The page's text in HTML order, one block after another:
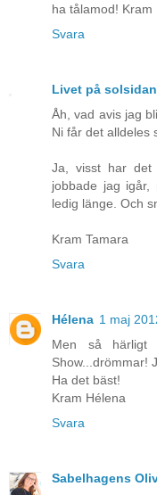
ha tålamod! Kram
Svara
Livet på solsidan
Åh, vad avis jag
Ni får det alldeles
Ja, visst har det
jobbade jag
ledig länge. Och
Kram Tamara
Svara
Hélena 1 maj
Men så
Show...drömmar!
Ha det bäst!
Kram Hélena
Svara
Sabelhagens